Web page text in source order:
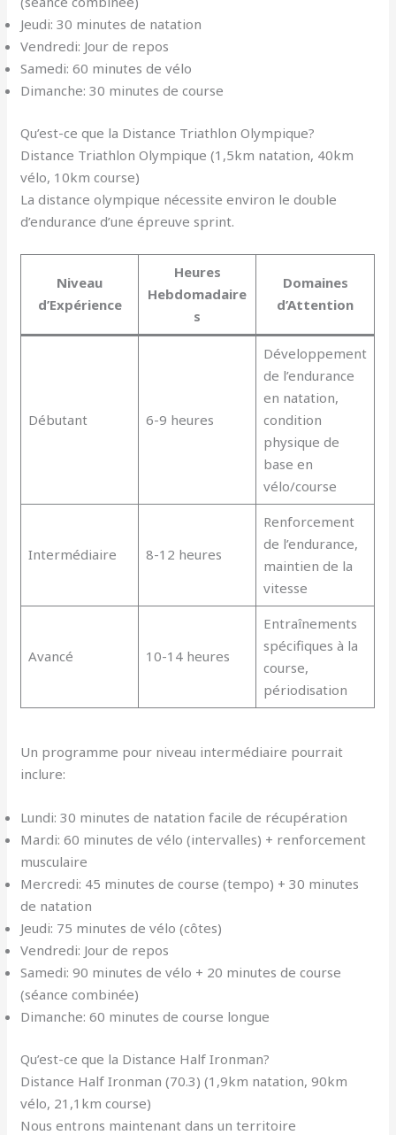
Jeudi: 30 minutes de natation
Vendredi: Jour de repos
Samedi: 60 minutes de vélo
Dimanche: 30 minutes de course
Qu’est-ce que la Distance Triathlon Olympique?
Distance Triathlon Olympique (1,5km natation, 40km
vélo, 10km course)
La distance olympique nécessite environ le double
d’endurance d’une épreuve sprint.
Niveau
d’Expérience
Heures
Hebdomadaire
s
Domaines
d’Attention
Débutant 6-9 heures
Développement
de l’endurance
en natation,
condition
physique de
base en
vélo/course
Intermédiaire 8-12 heures
Renforcement
de l’endurance,
maintien de la
vitesse
Avancé 10-14 heures
Entraînements
spécifiques à la
course,
périodisation
Un programme pour niveau intermédiaire pourrait
inclure:
Lundi: 30 minutes de natation facile de récupération
Mardi: 60 minutes de vélo (intervalles) + renforcement
musculaire
Mercredi: 45 minutes de course (tempo) + 30 minutes
de natation
Jeudi: 75 minutes de vélo (côtes)
Vendredi: Jour de repos
Samedi: 90 minutes de vélo + 20 minutes de course
(séance combinée)
Dimanche: 60 minutes de course longue
Qu’est-ce que la Distance Half Ironman?
Distance Half Ironman (70.3) (1,9km natation, 90km
vélo, 21,1km course)
Nous entrons maintenant dans un territoire